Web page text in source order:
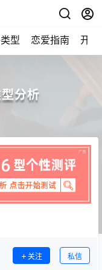
型 恋爱指南 开始
分析
关注 私信